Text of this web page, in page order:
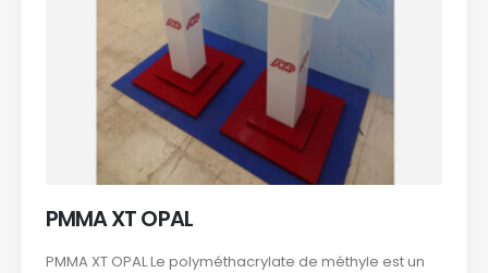
PMMA XT OPAL
PMMA XT OPAL Le polyméthacrylate de méthyle est un